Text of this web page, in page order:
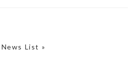
News List »